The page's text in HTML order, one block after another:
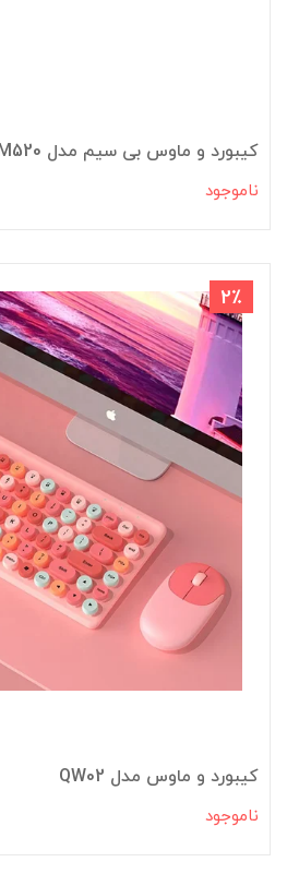
کیبورد و ماوس بی سیم مدل GKM520
ناموجود
2٪
کیبورد و ماوس مدل QW02
ناموجود